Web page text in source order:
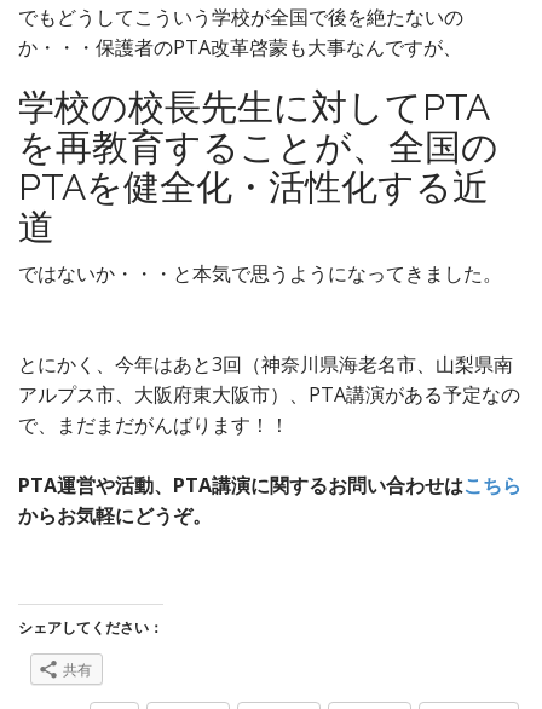
でもどうしてこういう学校が全国で後を絶たないの
か・・・保護者のPTA改革啓蒙も大事なんですが、
学校の校長先生に対してPTA
を再教育することが、全国の
PTAを健全化・活性化する近
道
ではないか・・・と本気で思うようになってきました。
とにかく、今年はあと3回（神奈川県海老名市、山梨県南
アルプス市、大阪府東大阪市）、PTA講演がある予定なの
で、まだまだがんばります！！
PTA運営や活動、PTA講演に関するお問い合わせはこちら
からお気軽にどうぞ。
シェアしてください：
共有